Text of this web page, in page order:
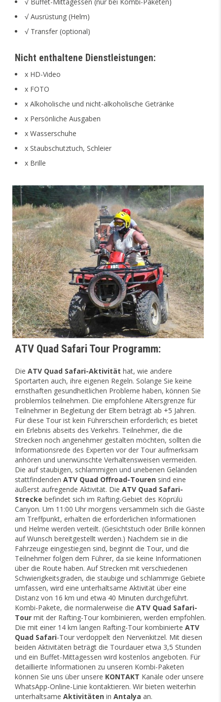
√ Ausrüstung (Helm)
√ Transfer (optional)
Nicht enthaltene Dienstleistungen:
x HD-Video
x FOTO
x Alkoholische und nicht-alkoholische Getränke
x Persönliche Ausgaben
x Wasserschuhe
x Staubschutztuch, Schleier
x Brille
ATV Quad Safari Tour Programm:
Die ATV Quad Safari-Aktivität hat, wie andere
Sportarten auch, ihre eigenen Regeln. Solange Sie keine
ernsthaften gesundheitlichen Probleme haben, können Sie
problemlos teilnehmen. Die empfohlene Altersgrenze für
Teilnehmer in Begleitung der Eltern beträgt ab +5 Jahren.
Für diese Tour ist kein Führerschein erforderlich; es bietet
ein Erlebnis abseits des Verkehrs. Teilnehmer, die die
Strecken noch angenehmer gestalten möchten, sollten die
Informationsrede des Experten vor der Tour aufmerksam
anhören und unerwünschte Verhaltensweisen vermeiden.
Die auf staubigen, schlammigen und unebenen Geländen
stattfindenden ATV Quad Offroad-Touren sind eine
äußerst aufregende Aktivität. Die ATV Quad Safari-
Strecke befindet sich im Rafting-Gebiet des Köprülü
Canyon. Um 11:00 Uhr morgens versammeln sich die Gäste
am Treffpunkt, erhalten die erforderlichen Informationen
und Helme werden verteilt. (Gesichtstuch oder Brille können
auf Wunsch bereitgestellt werden.) Nachdem sie in die
Fahrzeuge eingestiegen sind, beginnt die Tour, und die
Teilnehmer folgen dem Führer, da sie keine Informationen
über die Route haben. Auf Strecken mit verschiedenen
Schwierigkeitsgraden, die staubige und schlammige Gebiete
umfassen, wird eine unterhaltsame Aktivität über eine
Distanz von 16 km und etwa 40 Minuten durchgeführt.
Kombi-Pakete, die normalerweise die ATV Quad Safari-
Tour mit der Rafting-Tour kombinieren, werden empfohlen.
Die mit einer 14 km langen Rafting-Tour kombinierte ATV
Quad Safari-Tour verdoppelt den Nervenkitzel. Mit diesen
beiden Aktivitäten beträgt die Tourdauer etwa 3,5 Stunden
und ein Buffet-Mittagessen wird kostenlos angeboten. Für
detaillierte Informationen zu unseren Kombi-Paketen
können Sie uns über unsere KONTAKT Kanäle oder unsere
WhatsApp-Online-Linie kontaktieren. Wir bieten weiterhin
unterhaltsame Aktivitäten in Antalya an.